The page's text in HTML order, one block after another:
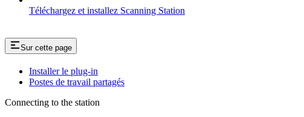
Téléchargez et installez Scanning Station
Sur cette page
Installer le plug-in
Postes de travail partagés
Connecting to the station